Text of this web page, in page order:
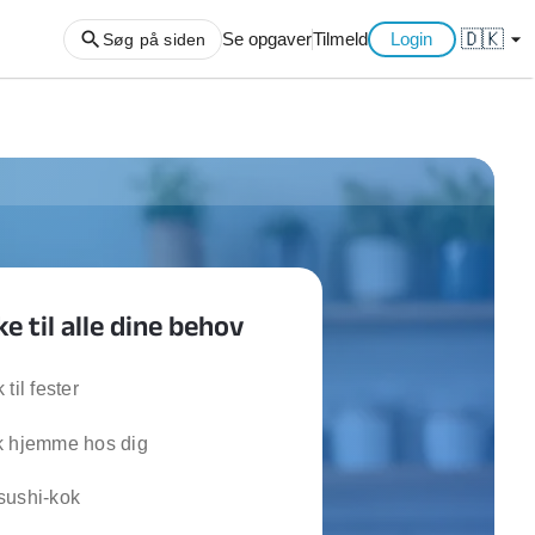
hvidevarer
Søg på siden Se opgaverTilmeld Login 🇩🇰 arrow_drop_down
til alle dine behov
til fester
hjemme hos dig
kok